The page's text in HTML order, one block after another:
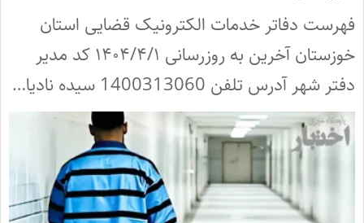
فهرست دفاتر خدمات الکترونیک قضایی استان
خوزستان آخرین به روزرسانی ۱۴۰۴/۴/۱ کد مدیر
دفتر شهر آدرس تلفن 1400313060 سیده نادیا…